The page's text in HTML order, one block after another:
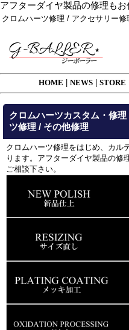
アフターダイヤ製品の修理もお
クロムハーツ修理 / アクセサリー修
HOME NEWS STORE
クロムハーツカスタム・修
ツ修理 / その他修理
クロムハーツ修理をはじめ、カル
ります。アフターダイヤ製品の修
ご相談下さい。